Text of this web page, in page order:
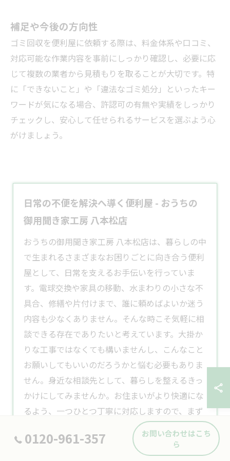
補足や今後の方向性
ゴミ回収を便利屋に依頼する際は、料金体系や口コミ、
対応可能な作業内容を事前にしっかり確認し、必要に応
じて複数の業者から見積もりを取ることが大切です。特
に「できないこと」や「違法なゴミ処分」といったキー
ワードが気になる場合、許認可の有無や実績をしっかり
チェックし、安心して任せられるサービスを選ぶよう心
がけましょう。
日常の不便を解決へ導く便利屋 - おうちの
御用聞き家工房 八本松店
おうちの御用聞き家工房 八本松店は、暮らしの中
で生まれるさまざまなお困りごとに向き合う便利
屋として、日常を支えるお手伝いを行っていま
す。電球交換や家具の移動、水まわりの小さな不
具合、修繕や片付けまで、誰に頼めばよいか迷う
内容も少なくありません。そんな時こそ気軽に相
談できる存在でありたいと考えています。大掛か
りな工事ではなくても構いませんし、こんなこと
お願いしてもいいのだろうかと悩む必要もありま
せん。身近な相談先として、暮らしを整えるきっ
かけにしてみませんか。お住まいがより快適にな
るよう、一つひとつ丁寧に対応しますので、まず
0120-961-357
お問い合わせはこち
ら